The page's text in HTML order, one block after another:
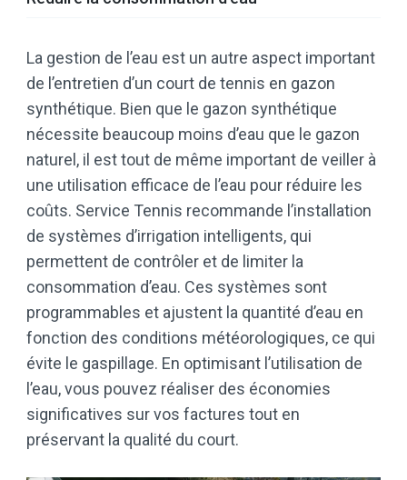
La gestion de l’eau est un autre aspect important
de l’entretien d’un court de tennis en gazon
synthétique. Bien que le gazon synthétique
nécessite beaucoup moins d’eau que le gazon
naturel, il est tout de même important de veiller à
une utilisation efficace de l’eau pour réduire les
coûts. Service Tennis recommande l’installation
de systèmes d’irrigation intelligents, qui
permettent de contrôler et de limiter la
consommation d’eau. Ces systèmes sont
programmables et ajustent la quantité d’eau en
fonction des conditions météorologiques, ce qui
évite le gaspillage. En optimisant l’utilisation de
l’eau, vous pouvez réaliser des économies
significatives sur vos factures tout en
préservant la qualité du court.